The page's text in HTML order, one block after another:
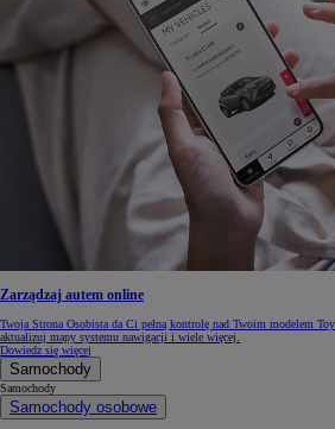
Zarządzaj autem online
Twoja Strona Osobista da Ci pełną kontrolę nad Twoim modelem
aktualizuj mapy systemu nawigacji i wiele więcej.
Dowiedz się więcej
Samochody
Samochody
Samochody osobowe